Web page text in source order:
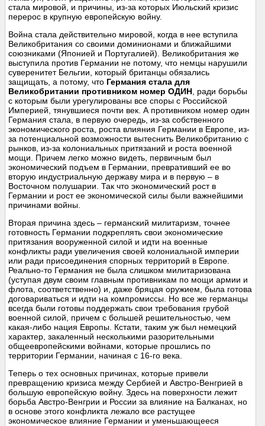
стала мировой, и причины, из-за которых Июльский кризис
перерос в крупную европейскую войну.
Война стала действительно мировой, когда в нее вступила
Великобритания со своими доминионами и ближайшими
союзниками (Японией и Португалией). Великобритания же
выступила против Германии не потому, что немцы нарушили
суверенитет Бельгии, который британцы обязались
защищать, а потому, что Германия стала для
Великобритании противником номер ОДИН , ради борьбы
с которым были урегулированы все споры с Российской
Империей, тянувшиеся почти век. А противником номер один
Германия стала, в первую очередь, из-за собственного
экономического роста, роста влияния Германии в Европе, из-
за потенциальной возможности вытеснить Великобританию с
рынков, из-за колониальных притязаний и роста военной
мощи. Причем легко можно видеть, первичным был
экономический подъем в Германии, превративший ее во
вторую индустриальную державу мира и в первую – в
Восточном полушарии. Так что экономический рост в
Германии и рост ее экономической силы были важнейшими
причинами войны.
Вторая причина здесь – германский милитаризм, точнее
готовность Германии подкреплять свои экономические
притязания вооруженной силой и идти на военные
конфликты ради увеличения своей колониальной империи
или ради присоединения спорных территорий в Европе.
Реально-то Германия не была слишком милитаризована
(уступая двум своим главным противникам по мощи армии и
флота, соответственно) и, даже бряцая оружием, была готова
договариваться и идти на компромиссы. Но все же германцы
всегда были готовы поддержать свои требования грубой
военной силой, причем с большей решительностью, чем
какая-либо нация Европы. Кстати, таким уж был немецкий
характер, закаленный несколькими разорительными
общеевропейскими войнами, которые прошлись по
территории Германии, начиная с 16-го века.
Теперь о тех основных причинах, которые привели
превращению кризиса между Сербией и Австро-Венгрией в
большую европейскую войну. Здесь на поверхности лежит
борьба Австро-Венгрии и России за влияние на Балканах, но
в основе этого конфликта лежало все растущее
экономическое влияние Германии и уменьшающееся